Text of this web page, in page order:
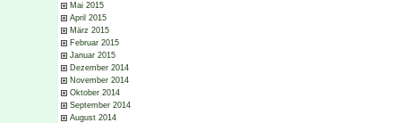
Mai 2015
April 2015
März 2015
Februar 2015
Januar 2015
Dezember 2014
November 2014
Oktober 2014
September 2014
August 2014